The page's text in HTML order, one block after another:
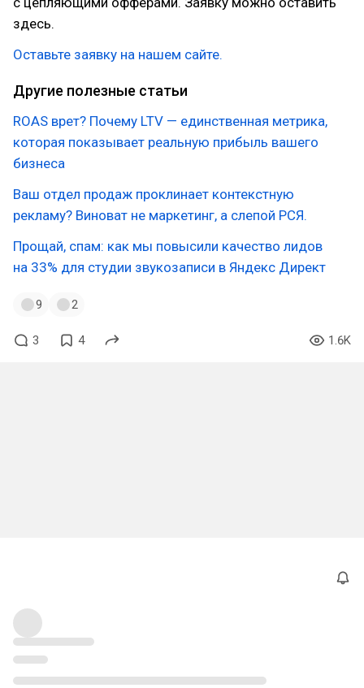
здесь.
Оставьте заявку на нашем сайте.
Другие полезные статьи
ROAS врет? Почему LTV — единственная метрика,
которая показывает реальную прибыль вашего
бизнеса
Ваш отдел продаж проклинает контекстную
рекламу? Виноват не маркетинг, а слепой РСЯ.
Прощай, спам: как мы повысили качество лидов
на 33% для студии звукозаписи в Яндекс Директ
9 2
3 4 1.6K